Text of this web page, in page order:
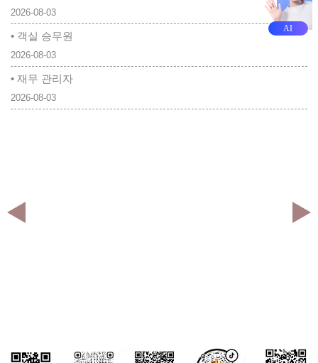
2026-08-03
• 객실 승무원
2026-08-03
• 재무 관리자
2026-08-03
AI